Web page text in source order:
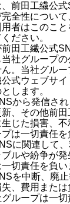
前田工繊公
全性につい
者はこのこ
ださい。
田工繊公式
社グループ
。当社グル
式ウェブサ
します。
から発信さ
、その他前
じた損害、
は一切責任を
に関連して
ルや紛争が発
切責任を負い
を中断、廃
、費用また
ループは一切